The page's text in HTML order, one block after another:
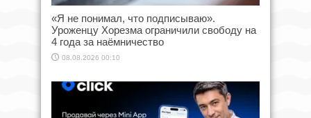
«Я не понимал, что подписываю».
Уроженцу Хорезма ограничили свободу на
4 года за наёмничество
08.08.2026 00:10